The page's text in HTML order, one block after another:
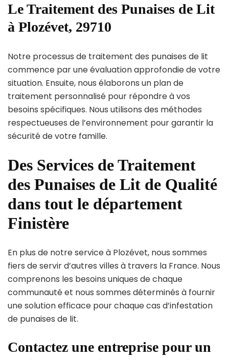
Le Traitement des Punaises de Lit
à Plozévet, 29710
Notre processus de traitement des punaises de lit
commence par une évaluation approfondie de votre
situation. Ensuite, nous élaborons un plan de
traitement personnalisé pour répondre à vos
besoins spécifiques. Nous utilisons des méthodes
respectueuses de l’environnement pour garantir la
sécurité de votre famille.
Des Services de Traitement
des Punaises de Lit de Qualité
dans tout le département
Finistère
En plus de notre service à Plozévet, nous sommes
fiers de servir d’autres villes à travers la France. Nous
comprenons les besoins uniques de chaque
communauté et nous sommes déterminés à fournir
une solution efficace pour chaque cas d’infestation
de punaises de lit.
Contactez une entreprise pour un